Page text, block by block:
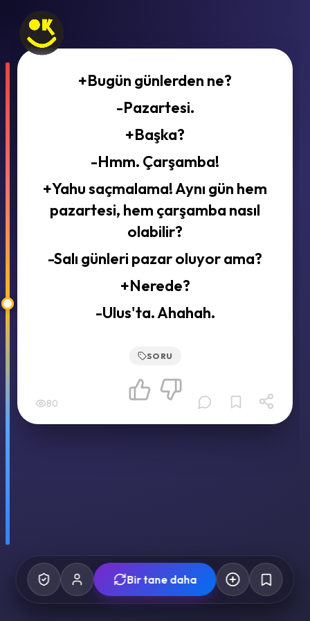
+Bugün günlerden ne?
-Pazartesi.
+Başka?
-Hmm. Çarşamba!
+Yahu saçmalama! Aynı gün hem
pazartesi, hem çarşamba nasıl
olabilir?
-Salı günleri pazar oluyor ama?
+Nerede?
-Ulus'ta. Ahahah.
SORU
80
Bir tane daha